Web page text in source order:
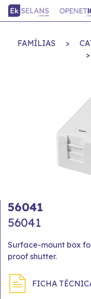
FAMÍLIAS >
>
56041
56041
Surface-mount box
proof shutter.
FICHA